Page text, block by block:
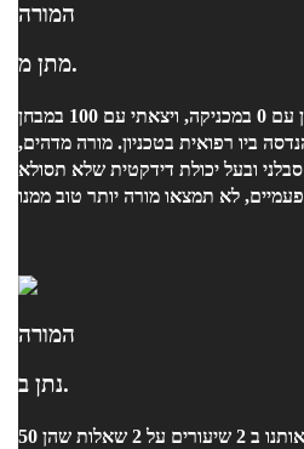
המורה
מתן מ.
הגעתי לשיעור פרטי עם מתן עם 0 במכניקה, ויצאתי עם 100 במבחן
ביו רפואית בטכניון. מורה מדהים,
ובעל יכולת דידקטית שלא תסולא
המורה
נתן ב.
נתן לימד אותי ועוד חבר וסגר אותנו ב 2 שיעורים על 2 שאלות שהן 50